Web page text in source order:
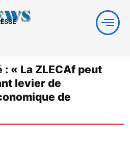
: « La ZLECAf peut
levier de
de